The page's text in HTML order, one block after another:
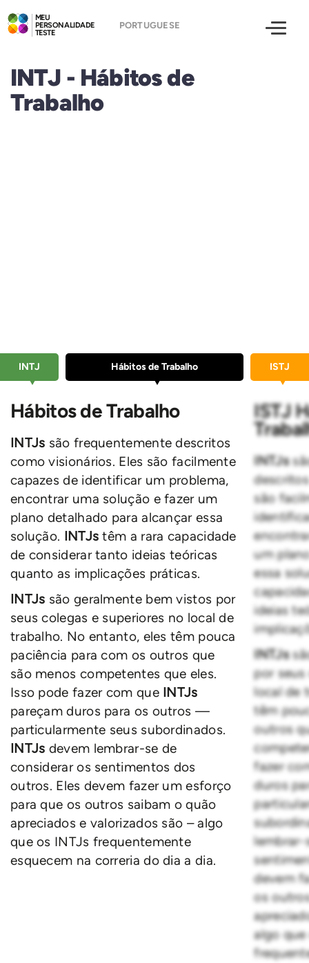
MEU
PERSONALIDADE
TESTE
INTJ - Hábitos de
Trabalho
INTJ Hábitos de Trabalho ISTJ
Hábitos de Trabalho
INTJs são frequentemente descritos
como visionários. Eles são facilmente
capazes de identificar um problema,
encontrar uma solução e fazer um
plano detalhado para alcançar essa
solução. INTJstêm a rara capacidade
de considerar tanto ideias teóricas
quanto as implicações práticas.
INTJs são geralmente bem vistos por
seus colegas e superiores no local de
trabalho. No entanto, eles têm pouca
paciência para com os outros que
são menos competentes que eles.
Isso pode fazer com que INTJs
pareçam duros para os outros —
particularmente seus subordinados.
INTJs devem lembrar-se de
considerar os sentimentos dos
outros. Eles devem fazer um esforço
para que os outros saibam o quão
apreciados e valorizados são – algo
que os INTJs frequentemente
esquecem na correria do dia a dia.
ISTJ
INTJs
são
um
essa
ideias
INTJs
por
local de
têm
outros
fazer
duros
lembrar-
devem
os
algo